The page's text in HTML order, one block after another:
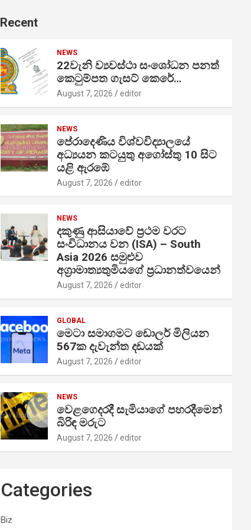
Recent
NEWS
22වැනි ව්‍යවස්ථා සංශෝධන පනත්
කෙටුම්පත ගැසට් කෙරේ…
August 7, 2026 editor
NEWS
පේරාදෙණිය විශ්වවිද්‍යාලයේ
අධ්‍යයන කටයුතු අගෝස්තු 10 සිට
යළි ඇරඹේ
August 7, 2026 editor
NEWS
දකුණු ආසියාවේ ප්‍රථම වරට
සංවිධානය වන (ISA) – South
Asia 2026 සමුළුව
අග්‍රාමාත්‍යතුමියගේ ප්‍රධානත්වයෙන්
August 7, 2026 editor
GLOBAL
මෙටා සමාගමට ඩොලර් මිලියන
567ක දැවැන්ත දඩයක්
August 7, 2026 editor
NEWS
වෙළගෙදරදී සැමියාගේ පහරදීමෙන්
බිරිඳ මරුට
August 7, 2026 editor
Categories
Biz